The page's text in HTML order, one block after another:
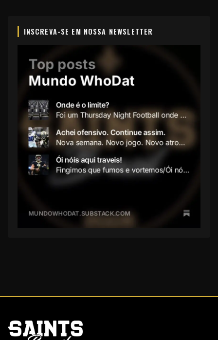
INSCREVA-SE EM NOSSA NEWSLETTER